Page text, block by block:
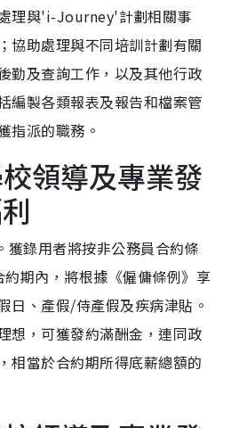
理與'i-Journey'計劃相關事
協助處理與不同培訓計劃有關
勤及查詢工作，以及其他行政
編製各類報表及報告和檔案管
指派的職務。
領導及專業發
獲錄用者將按非公務員合約條
期內，將根據《僱傭條例》享
日、產假/侍產假及疾病津貼。
想，可獲發約滿酬金，連同政
相當於合約期所得底薪總額的